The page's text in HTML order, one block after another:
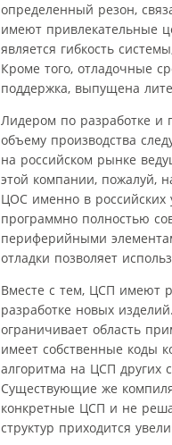
определенный резон,
имеют привлекательные
является гибкость
Кроме того, отладочные
поддержка, выпущена
Лидером по разработке и
объему производства
на российском рынке
этой компании, пожалуй,
ЦОС именно в российских
программно полностью
периферийными
отладки позволяет
Вместе с тем, ЦСП имеют
разработке новых
ограничивает область
имеет собственные коды
алгоритма на ЦСП других
Существующие же
конкретные ЦСП и не
структур приходится